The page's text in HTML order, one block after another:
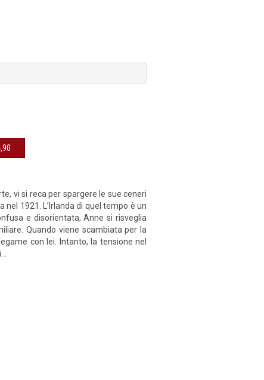
€ 14,90
vi si reca per spargere le sue ceneri
1921. L’Irlanda di quel tempo è un
e disorientata, Anne si risveglia
Quando viene scambiata per la
con lei. Intanto, la tensione nel